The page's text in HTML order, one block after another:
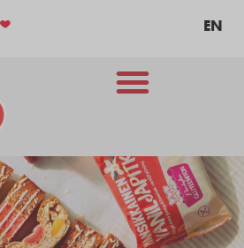
EN